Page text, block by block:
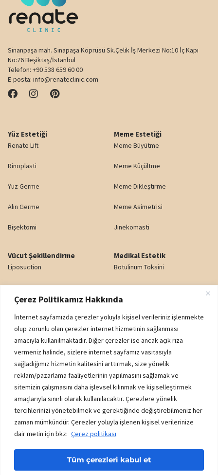
Çerez Politikamız Hakkında
İnternet sayfamızda çerezler yoluyla kişisel verileriniz işlenmekte
olup zorunlu olan çerezler internet hizmetinin sağlanması
amacıyla kullanılmaktadır. Diğer çerezler ise ancak açık rıza
vermeniz halinde, sizlere internet sayfamız vasıtasıyla
sağladığımız hizmetin kalitesini arttırmak, size yönelik
reklam/pazarlama faaliyetlerinin yapılmasını sağlamak ve
sitemizin çalışmasını daha işlevsel kılınmak ve kişiselleştirmek
amaçlarıyla sınırlı olarak kullanılacaktır. Çerezlere yönelik
tercihlerinizi yönetebilmek ve gerektiğinde değiştirebilmeniz her
zaman mümkündür. Çerezler yoluyla işlenen kişisel verilerinize
dair metin için bkz: Çerez politikası
Tüm çerezleri kabul et
Sinanpaşa mah. Sinapaşa Köprüsü Sk.Çelik İş Merkezi No:10 İç Kapı
No:76 Beşiktaş/İstanbul
Telefon: +90 538 659 60 00
E-posta: info@renateclinic.com
Yüz Estetiği
Renate Lift
Rinoplasti
Yüz Germe
Alın Germe
Bişektomi
Meme Estetiği
Meme Büyütme
Meme Küçültme
Meme Dikleştirme
Meme Asimetrisi
Jinekomasti
Vücut Şekillendirme
Liposuction
Karın Germe
Popo Kaldırma (BBL)
Genital Estetik
Medikal Estetik
Botulinum Toksini
Dudak Dolgusu
Nazolabiyal Dolgu
Yanak Dolgusu
Kurumsal
K.V.K.K. AYDINLATMA METNİ
ÇEREZ POLİTİKASI
İADE - DEĞİŞİM ŞARTLARI
HİZMET SÖZLEŞMESİ